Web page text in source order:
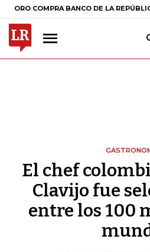
BANCO DE LA REPÚBLICA $
El chef
Clavijo fue
entre los 100